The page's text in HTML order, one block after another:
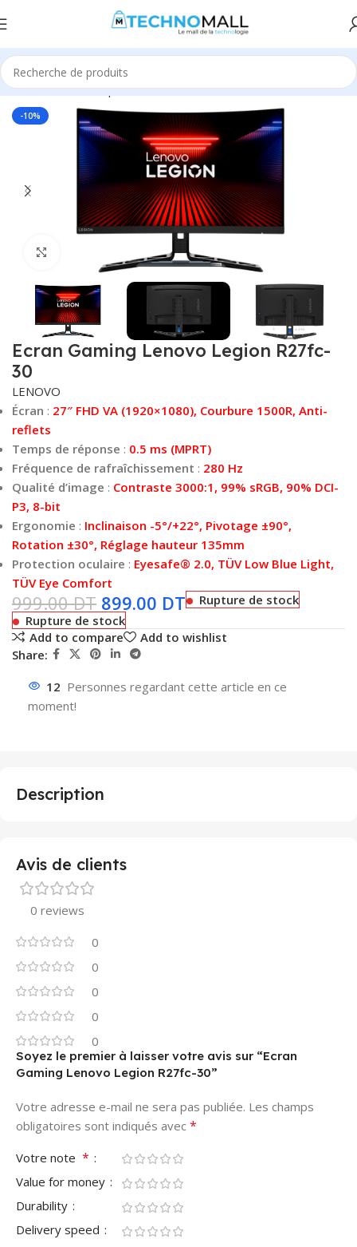
Accueil Informatique Ordinateur de Bureau Écran
-10%
Ecran Gaming Lenovo Legion R27fc-
30
LENOVO
Écran : 27″ FHD VA (1920×1080), Courbure 1500R, Anti-
reflets
Temps de réponse : 0.5 ms (MPRT)
Fréquence de rafraîchissement : 280 Hz
Qualité d’image : Contraste 3000:1, 99% sRGB, 90% DCI-
P3, 8-bit
Ergonomie : Inclinaison -5°/+22°, Pivotage ±90°,
Rotation ±30°, Réglage hauteur 135mm
Protection oculaire : Eyesafe® 2.0, TÜV Low Blue Light,
TÜV Eye Comfort
999.00DT 899.00 DT
Rupture de stock
Rupture de stock
Add to compare
Add to wishlist
Share:
12 Personnes regardant cette article en ce
moment!
Description
Avis de clients
0 reviews
0
0
0
0
0
Soyez le premier à laisser votre avis sur “Ecran
Gaming Lenovo Legion R27fc-30”
Votre adresse e-mail ne sera pas publiée. Les champs
obligatoires sont indiqués avec *
Votre note *
Value for money
Durability
Delivery speed